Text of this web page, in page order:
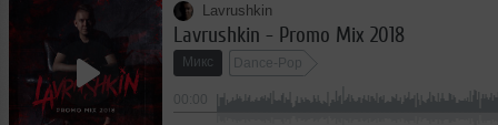
Lavrushkin
Lavrushkin - Promo Mix 2018
Микс Dance-Pop
00:00